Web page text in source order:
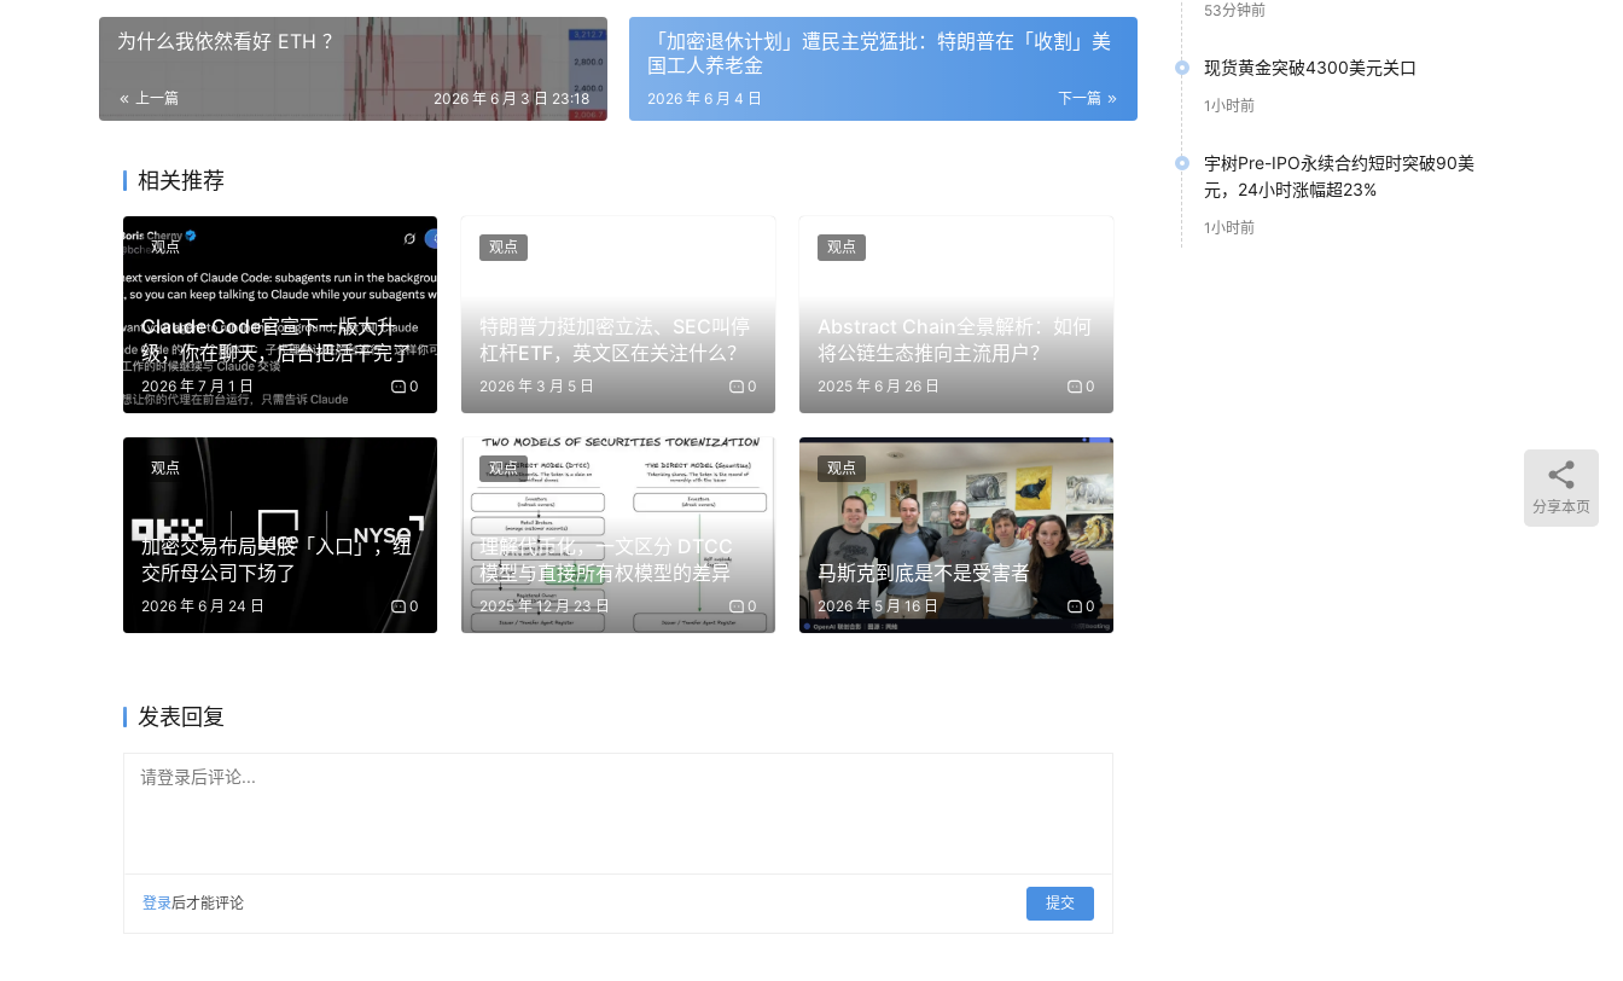
用户看到的只是一次点击，背后却涉及合约权限、签名机制、消息验证、资产托管、链下服务和监控系统等多个环
节，任何一层出现问题，都可能让资产暴露在风险之中，说白了，跨链桥之所以容易成为攻击目标，并不是因为「跨
链」这个需求本身有问题，而是因为它天然集中了三类高价值权限：
淀了大量 USDC、USDT、ETH 或其他高流动性资产，它自然会成为攻击者重点盯上的目标；
其次，跨链桥必须解决「另一条链上发生了什么」的问题，因为区块链本身不能天然读取另一条链的状态，所以
跨链桥必须依赖某种验证机制，比如验证者签名或其他中继系统，这些机制越复杂，攻击面也越大；
最后，普通用户很难直接判断一座桥的真实安全状态，一个跨链页面能打开并不等于这座桥处于安全状态，桥的
签名者是否安全，合约权限是否合理，后端服务是否被攻破，用户很难从前端界面直接看出来；
前不久发生的 Kelp DAO 安全事件，就把相关讨论再次推到了风口浪尖，公开复盘显示，这类事件并不一定来自智能
合约本身的代码漏洞，而可能来自跨链验证配置、链下基础设施或运营安全环节。
换句话说，今天很多 L1、L2 和多链应用之间所谓的「互通」，本质上仍然依赖一系列被信任的中继、验证和签名机
制，而这些机制一旦配置不当或被攻破，就可能成为整个系统最脆弱的一环。
这也是为什么跨链安全不能只靠用户「谨慎一点」，也不能只靠协议「审计过一次」。它需要钱包、协议、安全团
队、跨链基础设施和用户共同建立更完整的风险识别与防护机制。
当然，客观地讲，跨链桥不是不能用。
多链生态已经成为 Web3 的现实，用户需要在不同网络之间转移资产、使用应用、参与 DeFi 或管理仓位，跨链桥依
为什么我依然看好 ETH ？
上一篇 2026 年 6 月 3 日 23:18
「加密退休计划」遭民主党猛批：特朗普在「收割」美
国工人养老金
下一篇
2026 年 6 月 4 日
相关推荐
Claude Code官宣下一版大升
级，你在聊天，后台把活干完了
2026 年 7 月 1 日 0
观点
特朗普力挺加密立法、SEC叫停
杠杆ETF，英文区在关注什么？
2026 年 3 月 5 日 0
观点
Abstract Chain全景解析：如何
将公链生态推向主流用户？
2025 年 6 月 26 日 0
观点
加密交易布局美股「入口」，纽
交所母公司下场了
2026 年 6 月 24 日 0
观点
理解代币化，一文区分 DTCC
模型与直接所有权模型的差异
2025 年 12 月 23 日 0
观点
马斯克到底是不是受害者
2026 年 5 月 16 日 0
观点
发表回复
请登录后评论...
登录后才能评论 提交
53分钟前
现货黄金突破4300美元关口
1小时前
宇树Pre-IPO永续合约短时突破90美
元，24小时涨幅超23%
1小时前
分享本页